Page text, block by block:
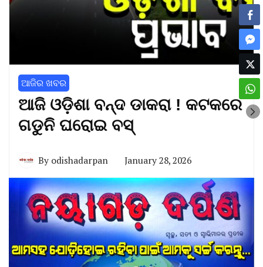
ଆଜିର ଖବର
ଆଜି ଓଡ଼ିଶା ବନ୍ଦ ଡାକରା ! କଟକରେ
ଗଡୁନି ଘରୋଇ ବସ୍‌
By odishadarpan January 28, 2026